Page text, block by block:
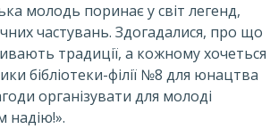
молодь поринає у світ легенд,
частувань. Здогадалися, про що
традиції, а кожному хочеться
бібліотеки-філії №8 для юнацтва
організувати для молоді
надію!».